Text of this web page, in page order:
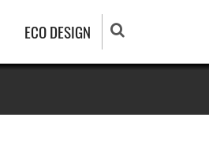
ECO DESIGN